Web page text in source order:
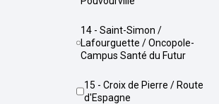
14 - Saint-Simon /
Lafourguette / Oncopole-
Campus Santé du Futur
15 - Croix de Pierre / Route
d'Espagne